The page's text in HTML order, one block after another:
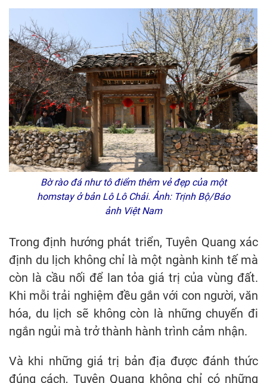
Bờ rào đá như tô điểm thêm vẻ đẹp của một
homstay ở bản Lô Lô Chải. Ảnh: Trịnh Bộ/Báo
ảnh Việt Nam
Trong định hướng phát triển, Tuyên Quang xác
định du lịch không chỉ là một ngành kinh tế mà
còn là cầu nối để lan tỏa giá trị của vùng đất.
Khi mỗi trải nghiệm đều gắn với con người, văn
hóa, du lịch sẽ không còn là những chuyến đi
ngắn ngủi mà trở thành hành trình cảm nhận.
Và khi những giá trị bản địa được đánh thức
đúng cách, Tuyên Quang không chỉ có những